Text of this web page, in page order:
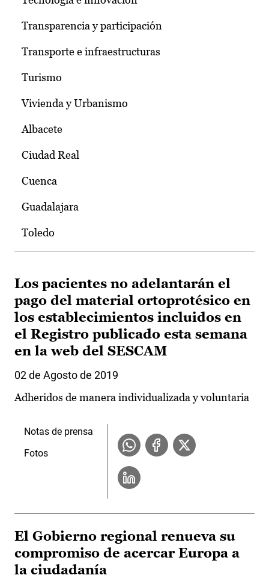
Transparencia y participación
Transporte e infraestructuras
Turismo
Vivienda y Urbanismo
Albacete
Ciudad Real
Cuenca
Guadalajara
Toledo
Los pacientes no adelantarán el
pago del material ortoprotésico en
los establecimientos incluidos en
el Registro publicado esta semana
en la web del SESCAM
02 de Agosto de 2019
Adheridos de manera individualizada y voluntaria
Notas de prensa
Fotos
El Gobierno regional renueva su
compromiso de acercar Europa a
la ciudadanía